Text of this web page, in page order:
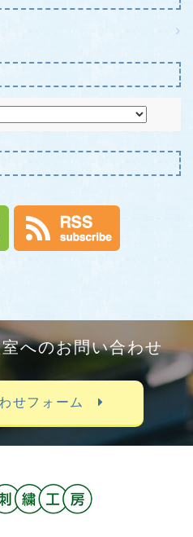
へのお問い合わせ
わせフォーム